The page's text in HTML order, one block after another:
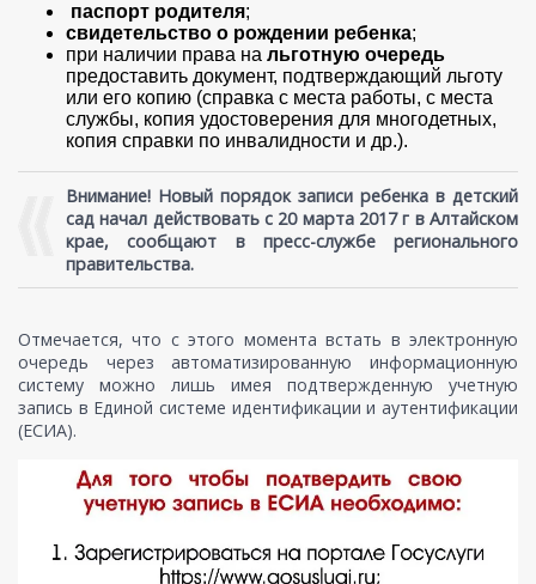
паспорт родителя;
свидетельство о рождении ребенка;
при наличии права на льготную очередь
предоставить документ, подтверждающий льготу
или его копию (справка с места работы, с места
службы, копия удостоверения для многодетных,
копия справки по инвалидности и др.).
Внимание! Новый порядок записи ребенка в детский
сад начал действовать с 20 марта 2017 г в Алтайском
крае, сообщают в пресс-службе регионального
правительства.
Отмечается, что с этого момента встать в электронную
очередь через автоматизированную информационную
систему можно лишь имея подтвержденную учетную
запись в Единой системе идентификации и аутентификации
(ЕСИА).